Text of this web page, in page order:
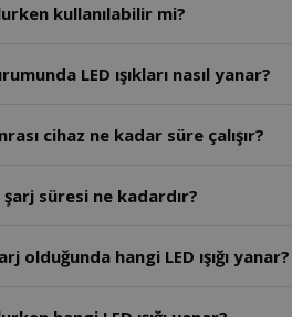
kullanılabilir mi?
LED ışıkları nasıl yanar?
cihaz ne kadar süre çalışır?
süresi ne kadardır?
olduğunda hangi LED ışığı yanar?